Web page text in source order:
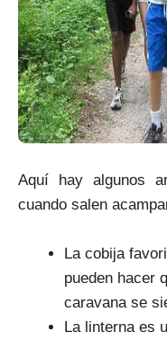
Aquí hay algunos
cuando salen
La cobija
pueden hacer
caravana se
La linterna es